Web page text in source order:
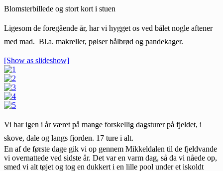
Blomsterbillede og stort kort i stuen
Ligesom de foregående år, har vi hygget os ved bålet nogle aftener
med mad. Bl.a. makreller, pølser bålbrød og pandekager.
[Show as slideshow]
Vi har igen i år været på mange forskellig dagsturer på fjeldet, i
skove, dale og langs fjorden. 17 ture i alt.
En af de første dage gik vi op gennem Mikkeldalen til de fjeldvande
vi overnattede ved sidste år. Det var en varm dag, så da vi nåede op,
smed vi alt tøjet og tog en dukkert i en lille pool under et iskoldt